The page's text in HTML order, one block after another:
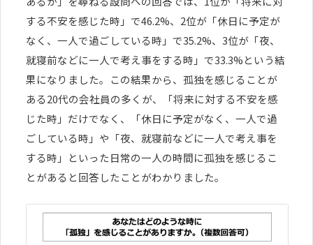
する不安を感じた時」で46.2%、2位が「休日に予定が
なく、一人で過ごしている時」で35.2%、3位が「夜、
就寝前などに一人で考え事をする時」で33.3%という結
果になりました。この結果から、孤独を感じることが
ある20代の会社員の多くが、「将来に対する不安を感
じた時」だけでなく、「休日に予定がなく、一人で過
ごしている時」や「夜、就寝前などに一人で考え事を
する時」といった日常の一人の時間に孤独を感じるこ
とがあると回答したことがわかりました。